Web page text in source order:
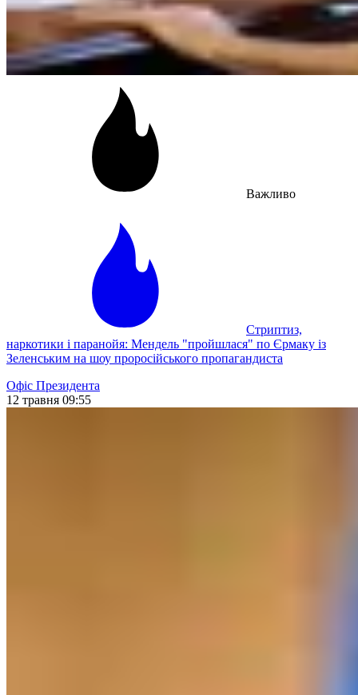
Важливо
Стриптиз,
наркотики і паранойя: Мендель "пройшлася" по Єрмаку із
Зеленським на шоу проросійського пропагандиста
Офіс Президента
12 травня 09:55